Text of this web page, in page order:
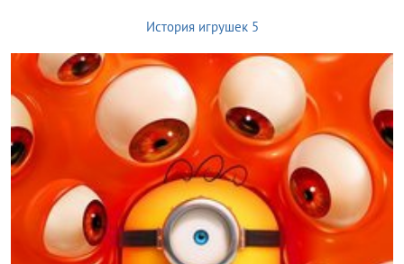
История игрушек 5